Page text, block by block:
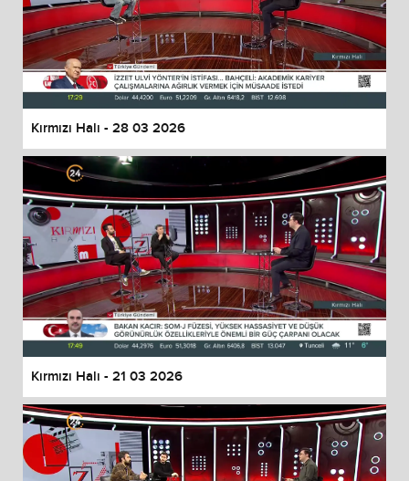
Kırmızı Halı - 28 03 2026
Kırmızı Halı - 21 03 2026